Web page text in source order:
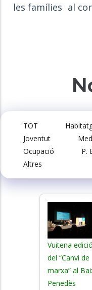
les famílies al
TOT
Joventut
Ocupació
P.
Altres
Vuitena edició
del “Canvi de
marxa” al
Penedès